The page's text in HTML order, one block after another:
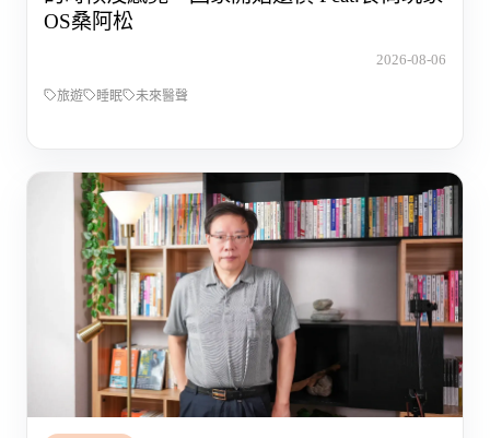
OS桑阿松
2026-08-06
旅遊 睡眠 未來醫聲